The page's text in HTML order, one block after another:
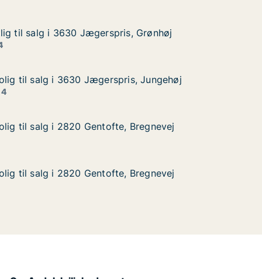
Grønhøj
3630 Jægerspris, Grønhøj
til salg i 3630 Jægerspris, Grønhøj
til salg i 3630 Jægerspris, Grønhøj
Jungehøj
i 3630 Jægerspris, Jungehøj
til salg i 3630 Jægerspris, Jungehøj
til salg i 3630 Jægerspris, Jungehøj
2820 Gentofte, Bregnevej
til salg i 2820 Gentofte, Bregnevej
til salg i 2820 Gentofte, Bregnevej
2820 Gentofte, Bregnevej
til salg i 2820 Gentofte, Bregnevej
til salg i 2820 Gentofte, Bregnevej